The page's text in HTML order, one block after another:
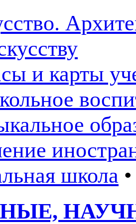
и карты
школа •